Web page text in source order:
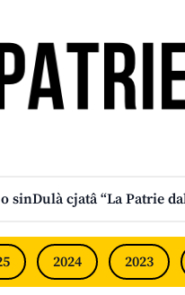
sinDulà cjatâ “La Patrie
2024 2023